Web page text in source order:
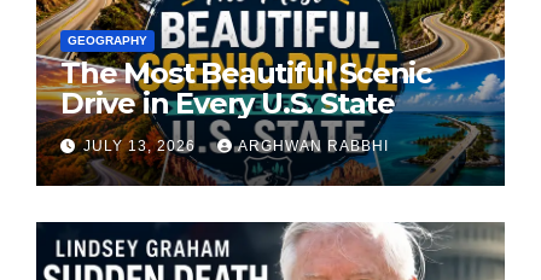
GEOGRAPHY
The Most Beautiful Scenic
Drive in Every U.S. State
JULY 13, 2026 ARGHWAN RABBHI